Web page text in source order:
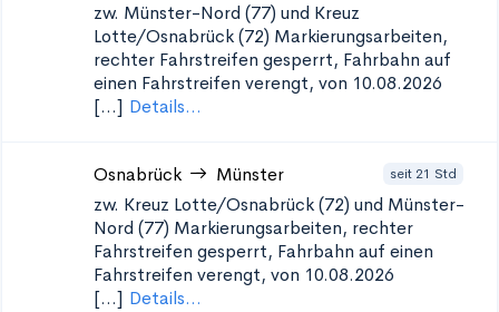
zw. Münster-Nord (77) und Kreuz
Lotte/Osnabrück (72) Markierungsarbeiten,
rechter Fahrstreifen gesperrt, Fahrbahn auf
einen Fahrstreifen verengt, von 10.08.2026
[...] Details...
Osnabrück Münster seit 21 Std
zw. Kreuz Lotte/Osnabrück (72) und Münster-
Nord (77) Markierungsarbeiten, rechter
Fahrstreifen gesperrt, Fahrbahn auf einen
Fahrstreifen verengt, von 10.08.2026
[...] Details...